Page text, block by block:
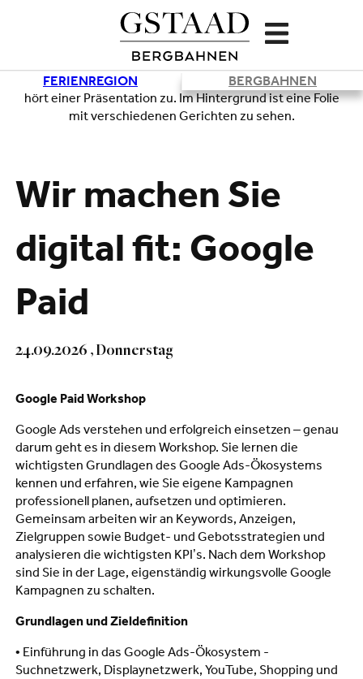
FERIENREGION BERGBAHNEN
Wir machen Sie
digital fit: Google
Paid
24.09.2026 , Donnerstag
Google Paid Workshop
Google Ads verstehen und erfolgreich einsetzen – genau
darum geht es in diesem Workshop. Sie lernen die
wichtigsten Grundlagen des Google Ads-Ökosystems
kennen und erfahren, wie Sie eigene Kampagnen
professionell planen, aufsetzen und optimieren.
Gemeinsam arbeiten wir an Keywords, Anzeigen,
Zielgruppen sowie Budget- und Gebotsstrategien und
analysieren die wichtigsten KPI’s. Nach dem Workshop
sind Sie in der Lage, eigenständig wirkungsvolle Google
Kampagnen zu schalten.
Grundlagen und Zieldefinition
• Einführung in das Google Ads-Ökosystem -
Suchnetzwerk, Displaynetzwerk, YouTube, Shopping und